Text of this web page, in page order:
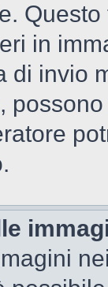
in
di invio